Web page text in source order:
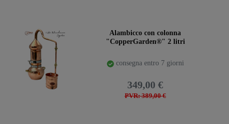
Alambicco con colonna
"CopperGarden®" 2 litri
consegna entro 7 giorni
PVR: 389,00 €
349,00 €